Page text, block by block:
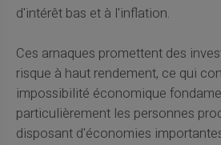
d'intérêt bas et à l'inflation.
Ces arnaques promettent des
risque à haut rendement, ce qui
impossibilité économique
particulièrement les personnes
disposant d'économies